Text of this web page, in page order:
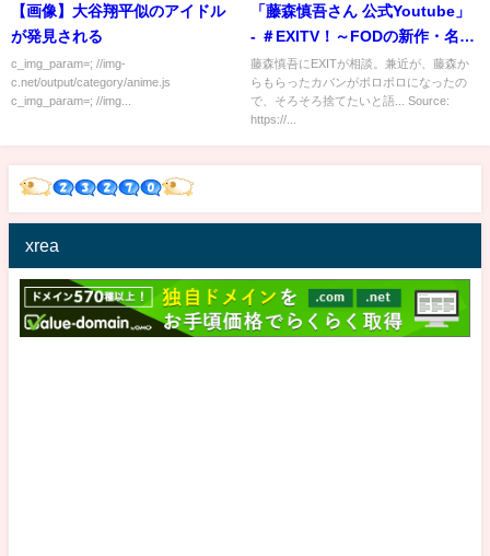
【画像】大谷翔平似のアイドル
が発見される
c_img_param=; //img-
c.net/output/category/anime.js
c_img_param=; //img...
「藤森慎吾さん 公式Youtube」
- ＃EXITV！～FODの新作・名作
をPon！Pon！見せまくり！～
（フジテレビ）
藤森慎吾にEXITが相談。兼近が、藤森か
らもらったカバンがボロボロになったの
で、そろそろ捨てたいと語... Source:
https://...
xrea